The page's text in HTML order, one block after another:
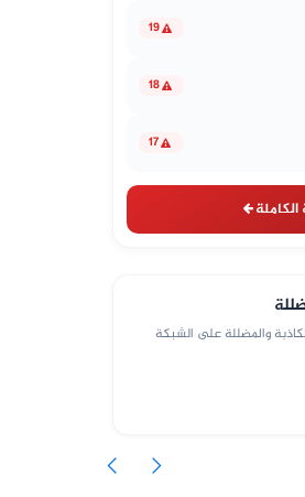
19
18
17
والمضللة على الشبكة